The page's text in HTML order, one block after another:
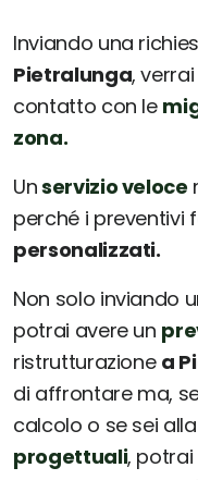
Inviando una
Pietralunga,
contatto con le
zona.
Unservizio veloce
perché i preventivi
personalizzati.
Non solo inviando
potrai avere un
ristrutturazione a
di affrontare ma,
calcolo o se sei
progettuali,